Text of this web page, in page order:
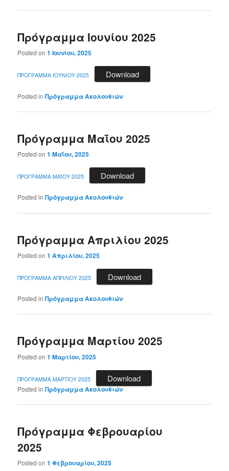
Πρόγραμμα Ιουνίου 2025
Posted on1 Ιουνίου, 2025
ΠΡΟΓΡΑΜΜΑ ΙΟΥΝΙΟΥ 2025 Download
Posted in Πρόγραμμα Ακολουθιών
Πρόγραμμα Μαΐου 2025
Posted on1 Μαΐου, 2025
ΠΡΟΓΡΑΜΜΑ ΜΑΪΟΥ 2025 Download
Posted in Πρόγραμμα Ακολουθιών
Πρόγραμμα Απριλίου 2025
Posted on1 Απριλίου, 2025
ΠΡΟΓΡΑΜΜΑ ΑΠΡΙΛΙΟΥ 2025 Download
Posted in Πρόγραμμα Ακολουθιών
Πρόγραμμα Μαρτίου 2025
Posted on1 Μαρτίου, 2025
ΠΡΟΓΡΑΜΜΑ ΜΑΡΤΙΟΥ 2025 Download
Posted in Πρόγραμμα Ακολουθιών
Πρόγραμμα Φεβρουαρίου
2025
Posted on1 Φεβρουαρίου, 2025